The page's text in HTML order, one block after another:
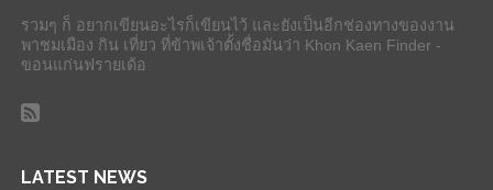
รวมๆ ก็ อยากเขียนอะไรก็เขียนไว้ และยังเป็นอีกช่องทางของงาน
พาชมเมือง กิน เที่ยว ที่ข้าพเจ้าตั้งชื่อมันว่า Khon Kaen Finder -
ขอนแก่นฟรายเด้อ
LATEST NEWS